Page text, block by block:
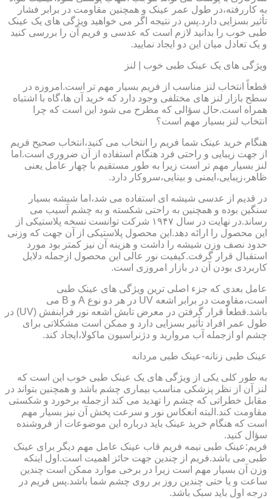
به کاررفته،در طول عمر عینک و همچنین مقاومت در برابر فشار
تأثیر بسزایی دارد.پس در نتیجه اگر می خواهید ویژگی های یک عینک
طبی خوب را بدانید لازم است که عدسی و فریم آن را بررسی کنید
و یک تعادل میان این دو ایجاد نمایید.
ویژگی های یک عینک طبی خوب | لنز
قطعاً انتخاب لنز مناسب از فریم بسیار مهم تر است.امروزه در
سطح بازار لنز های مختلفی وجود دارد که خرید آن ها،گاه با اشتباه
همراه است.حال سؤالی که مطرح می شود این است که چرا
انتخاب لنز بسیار مهم است؟
هنگام خرید عینک شما فریم را انتخاب می کنید،انتخاب صحیح فریم
از جهت زیبایی و راحتی فرد هنگام استفاده از آن ضروری است.اما
لنز بسیار مهم تر است زیرا به طور مستقیم با چهار عامل یعنی
ظاهر،زیبایی،ایمنی و بینایی،سروکار دارد.
در قدیم از عدسی شیشه ای استفاده می شد،اما شیشه بسیار
سنگین بوده و همچنین به راحتی شکسته و به چشم آسیب می
رساند.در نهایت در سال ۱۹۴۷ شرکت توانست نسخه پلاستیکی از
این محصول را ارائه دهد.این محصول پلاستیکی از آن جهت که وزنی
حدود نصف وزن شیشه را داشت و هزینه آن نیز کمتر بود مورد
استقبال قرار گرفت.کیفیت نور عالی این محصول ازجمله دلایل
کاربردی بودن آن در بازار امروزی است.
عامل بعدی که جزء اصلی ترین ویژگی های عینک طبی
است،مقاومت در برابر اشعه UV در هر دو نوع A و B می
باشد.قطعاً قرار گرفتن در معرض تابش اشعه نور فرابنفش (UV) در
طول عمر افراد تأثیر بسزایی دارد و ممکن است مشکلاتی برای
چشم او ازجمله آب مروارید و دژنراسیون ماکولا،ایجاد کند.
عینک طبی زنانه-عینک طبی مردانه
به طور کلی یکی از ویژگی های یک عینک طبی خوب این است که
لنز آن از نظر پزشکی مناسب بیماری چشم باشد و همچنین بتواند در
مقابل خطراتی که چشم را تهدید می کند ازجمله برخورد و شکستی
مقاومت کند.البته انعکاس نور و سرعت پخش آن نیز بسیار مهم
است که هنگام خرید عینک باید درباره این موضوعات از فروشنده
سؤال کنید.
فریم:عینک طبی نیمه فریم قاب عینک عامل مهم دیگر برای عینک
طبی می باشد.فریم از چندین جهت حائز اهمیت است.اول اینکه
وزن آن بسیار مهم است زیرا در برخی موارد ممکن است چندین
ساعت و یا حتی چندین روز بر روی چشم شما باشد.پس فریم در
درجه اول باید سبک باشد.